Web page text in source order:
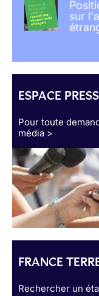
sur
ESPACE
Pour toute
média >
FRANCE
Rechercher un